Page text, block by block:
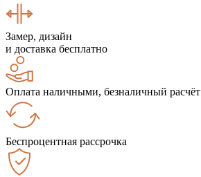
Замер, дизайн
и доставка бесплатно
Оплата наличными, безналичный расчёт
Беспроцентная рассрочка